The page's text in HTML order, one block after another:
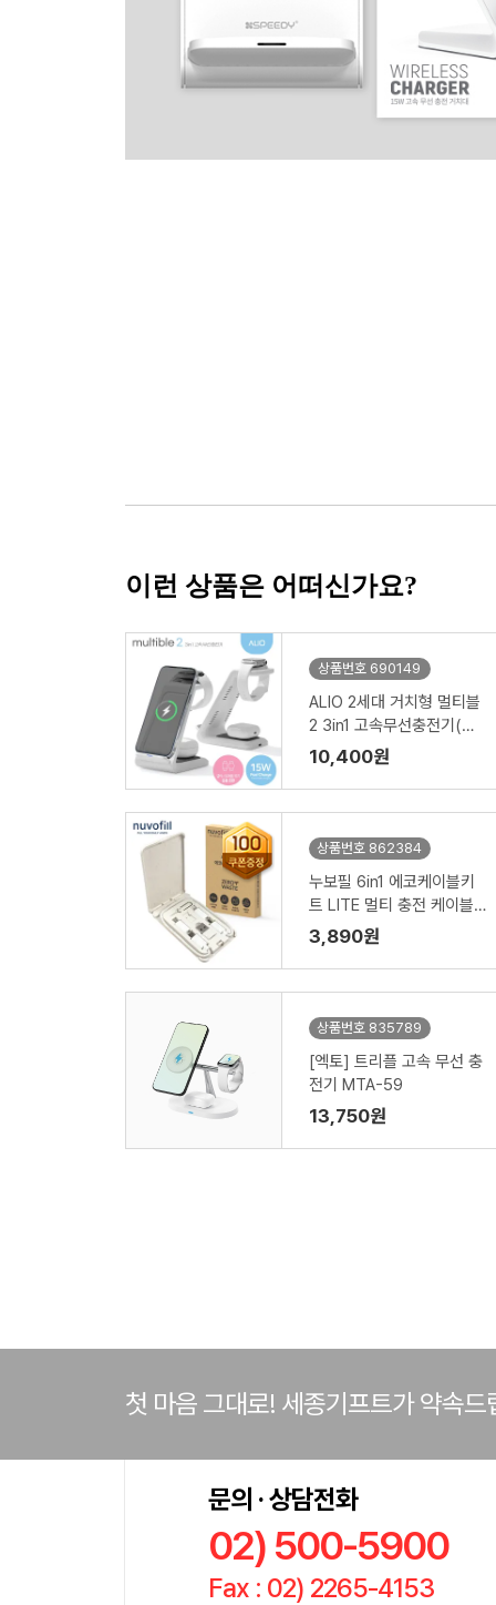
이런 상품은 어떠신가요?
상품번호 690149
ALIO 2세대 거치형 멀티블
2 3in1 고속무선충전기(워
치공용충전)
10,400원
상품번호 862384
누보필 6in1 에코케이블키
트 LITE 멀티 충전 케이블
세트
3,890원
상품번호 835789
[엑토] 트리플 고속 무선 충
전기 MTA-59
13,750원
첫 마음 그대로! 세종기프트가 약속드
문의 · 상담전화
02) 500-5900
Fax : 02) 2265-4153